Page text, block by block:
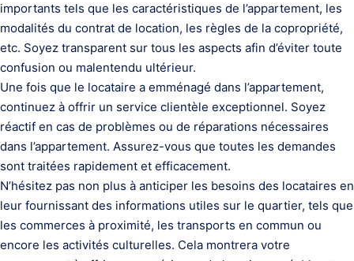
importants tels que les caractéristiques de l’appartement, les
modalités du contrat de location, les règles de la copropriété,
etc. Soyez transparent sur tous les aspects afin d’éviter toute
confusion ou malentendu ultérieur.
Une fois que le locataire a emménagé dans l’appartement,
continuez à offrir un service clientèle exceptionnel. Soyez
réactif en cas de problèmes ou de réparations nécessaires
dans l’appartement. Assurez-vous que toutes les demandes
sont traitées rapidement et efficacement.
N’hésitez pas non plus à anticiper les besoins des locataires en
leur fournissant des informations utiles sur le quartier, tels que
les commerces à proximité, les transports en commun ou
encore les activités culturelles. Cela montrera votre